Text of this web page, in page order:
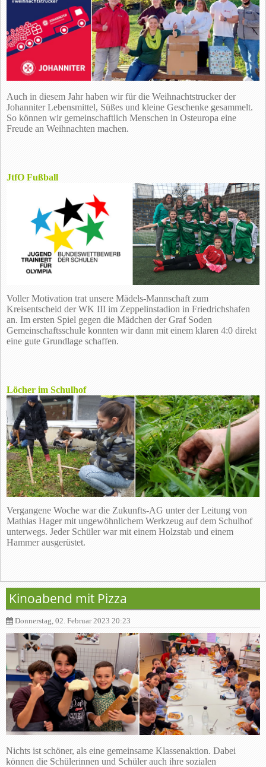
Auch in diesem Jahr haben wir für die Weihnachtstrucker der
Johanniter Lebensmittel, Süßes und kleine Geschenke gesammelt.
So können wir gemeinschaftlich Menschen in Osteuropa eine
Freude an Weihnachten machen.
JtfO Fußball
Voller Motivation trat unsere Mädels-Mannschaft zum
Kreisentscheid der WK III im Zeppelinstadion in Friedrichshafen
an. Im ersten Spiel gegen die Mädchen der Graf Soden
Gemeinschaftsschule konnten wir dann mit einem klaren 4:0 direkt
eine gute Grundlage schaffen.
Löcher im Schulhof
Vergangene Woche war die Zukunfts-AG unter der Leitung von
Mathias Hager mit ungewöhnlichem Werkzeug auf dem Schulhof
unterwegs. Jeder Schüler war mit einem Holzstab und einem
Hammer ausgerüstet.
Kinoabend mit Pizza
Donnerstag, 02. Februar 2023 20:23
Nichts ist schöner, als eine gemeinsame Klassenaktion. Dabei
können die Schülerinnen und Schüler auch ihre sozialen